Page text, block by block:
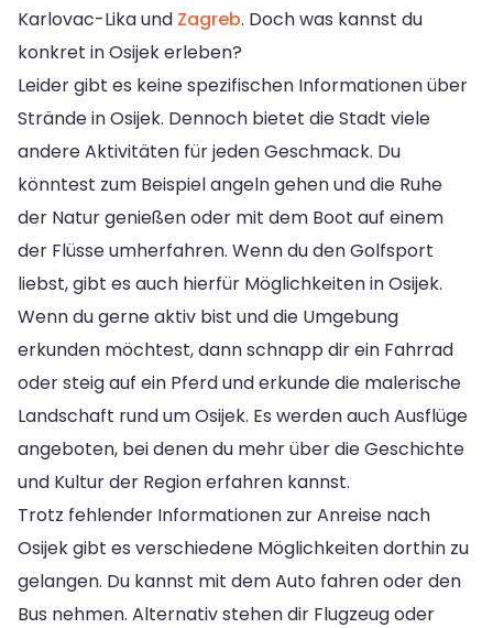
Karlovac-Lika und Zagreb. Doch was kannst du
konkret in Osijek erleben?
Leider gibt es keine spezifischen Informationen über
Strände in Osijek. Dennoch bietet die Stadt viele
andere Aktivitäten für jeden Geschmack. Du
könntest zum Beispiel angeln gehen und die Ruhe
der Natur genießen oder mit dem Boot auf einem
der Flüsse umherfahren. Wenn du den Golfsport
liebst, gibt es auch hierfür Möglichkeiten in Osijek.
Wenn du gerne aktiv bist und die Umgebung
erkunden möchtest, dann schnapp dir ein Fahrrad
oder steig auf ein Pferd und erkunde die malerische
Landschaft rund um Osijek. Es werden auch Ausflüge
angeboten, bei denen du mehr über die Geschichte
und Kultur der Region erfahren kannst.
Trotz fehlender Informationen zur Anreise nach
Osijek gibt es verschiedene Möglichkeiten dorthin zu
gelangen. Du kannst mit dem Auto fahren oder den
Bus nehmen. Alternativ stehen dir Flugzeug oder